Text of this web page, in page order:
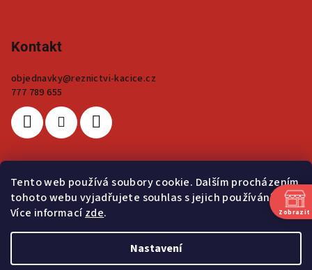
Tento web používá soubory cookie. Dalším procházením
tohoto webu vyjadřujete souhlas s jejich používáním..
Více informacízde.
Nastavení
Kontakt
objednavky@reznictvi-kacice.cz
777 789 655
Přijímáme online platby
Zobrazit
Po